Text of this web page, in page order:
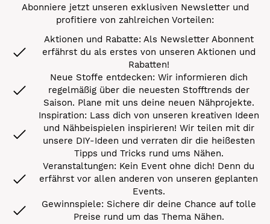
Abonniere jetzt unseren exklusiven Newsletter und
profitiere von zahlreichen Vorteilen:
Aktionen und Rabatte: Als Newsletter Abonnent
erfährst du als erstes von unseren Aktionen und
Rabatten!
Neue Stoffe entdecken: Wir informieren dich
regelmäßig über die neuesten Stofftrends der
Saison. Plane mit uns deine neuen Nähprojekte.
Inspiration: Lass dich von unseren kreativen Ideen
und Nähbeispielen inspirieren! Wir teilen mit dir
unsere DIY-Ideen und verraten dir die heißesten
Tipps und Tricks rund ums Nähen.
Veranstaltungen: Kein Event ohne dich! Denn du
erfährst vor allen anderen von unseren geplanten
Events.
Gewinnspiele: Sichere dir deine Chance auf tolle
Preise rund um das Thema Nähen.